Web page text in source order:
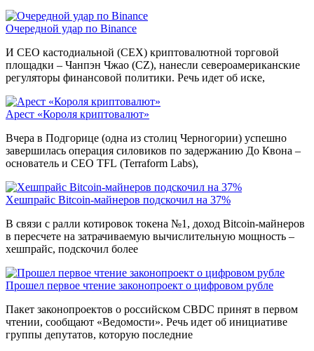
Очередной удар по Binance
И CEO кастодиальной (CEX) криптовалютной торговой
площадки – Чанпэн Чжао (CZ), нанесли североамериканские
регуляторы финансовой политики. Речь идет об иске,
Арест «Короля криптовалют»
Вчера в Подгорице (одна из столиц Черногории) успешно
завершилась операция силовиков по задержанию До Квона –
основатель и CEO TFL (Terraform Labs),
Хешпрайс Bitcoin-майнеров подскочил на 37%
В связи с ралли котировок токена №1, доход Bitcoin-майнеров
в пересчете на затрачиваемую вычислительную мощность –
хешпрайс, подскочил более
Прошел первое чтение законопроект о цифровом рубле
Пакет законопроектов о российском CBDC принят в первом
чтении, сообщают «Ведомости». Речь идет об инициативе
группы депутатов, которую последние